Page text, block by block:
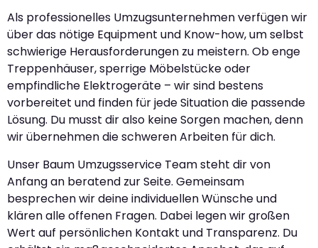
Als professionelles Umzugsunternehmen verfügen wir
über das nötige Equipment und Know-how, um selbst
schwierige Herausforderungen zu meistern. Ob enge
Treppenhäuser, sperrige Möbelstücke oder
empfindliche Elektrogeräte – wir sind bestens
vorbereitet und finden für jede Situation die passende
Lösung. Du musst dir also keine Sorgen machen, denn
wir übernehmen die schweren Arbeiten für dich.
Unser Baum Umzugsservice Team steht dir von
Anfang an beratend zur Seite. Gemeinsam
besprechen wir deine individuellen Wünsche und
klären alle offenen Fragen. Dabei legen wir großen
Wert auf persönlichen Kontakt und Transparenz. Du